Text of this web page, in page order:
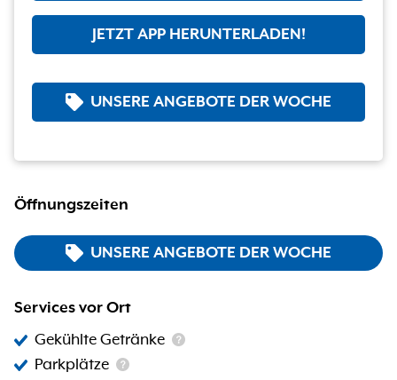
JETZT APP HERUNTERLADEN!
UNSERE ANGEBOTE DER WOCHE
Öffnungszeiten
UNSERE ANGEBOTE DER WOCHE
Services vor Ort
Gekühlte Getränke
Parkplätze